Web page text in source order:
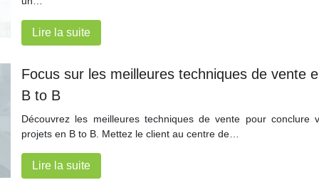
Lire la suite
Focus sur les meilleures techniques de vente
B to B
Découvrez les meilleures techniques de vente pour conclure
projets en B to B. Mettez le client au centre de…
Lire la suite